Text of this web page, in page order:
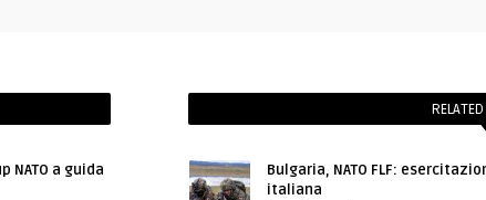
NATO a guida
Bulgaria, NATO FLF:
italiana